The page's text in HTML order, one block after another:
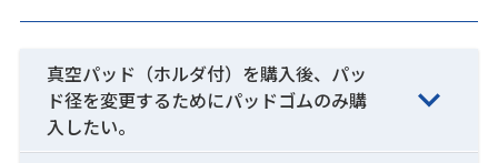
真空パッド（ホルダ付）を購入後、パッ
ド径を変更するためにパッドゴムのみ購
入したい。